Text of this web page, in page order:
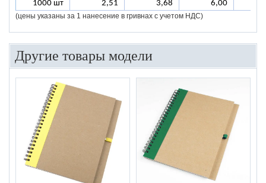
1000 шт 2,51 3,68 6,00
(цены указаны за 1 нанесение в гривнах с учетом НДС)
Другие товары модели